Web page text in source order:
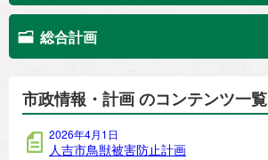
総合計画
市政情報・計画 のコンテンツ一覧
2026年4月1日
人吉市鳥獣被害防止計画